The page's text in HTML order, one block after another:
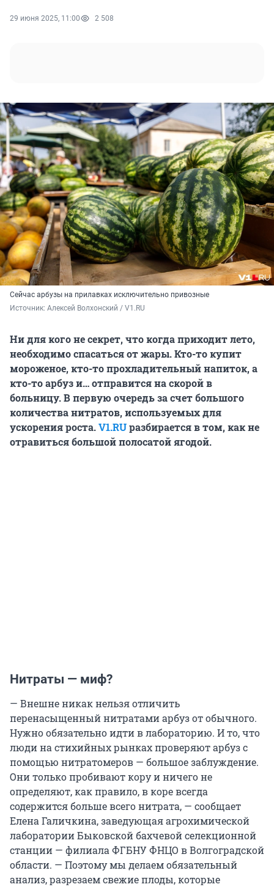
29 июня 2025, 11:00 2 508
Сейчас арбузы на прилавках исключительно привозные
Источник: Алексей Волхонский / V1.RU
Ни для кого не секрет, что когда приходит лето,
необходимо спасаться от жары. Кто-то купит
мороженое, кто-то прохладительный напиток, а
кто-то арбуз и… отправится на скорой в
больницу. В первую очередь за счет большого
количества нитратов, используемых для
ускорения роста.V1.RUразбирается в том, как не
отравиться большой полосатой ягодой.
Нитраты — миф?
— Внешне никак нельзя отличить
перенасыщенный нитратами арбуз от обычного.
Нужно обязательно идти в лабораторию. И то, что
люди на стихийных рынках проверяют арбуз с
помощью нитратомеров — большое заблуждение.
Они только пробивают кору и ничего не
определяют, как правило, в коре всегда
содержится больше всего нитрата, — сообщает
Елена Галичкина, заведующая агрохимической
лаборатории Быковской бахчевой селекционной
станции — филиала ФГБНУ ФНЦО в Волгоградской
области. — Поэтому мы делаем обязательный
анализ, разрезаем свежие плоды, которые